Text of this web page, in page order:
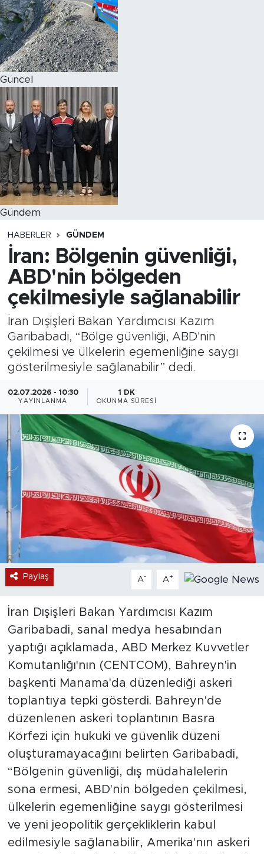
Güncel
Gündem
HABERLER GÜNDEM
İran: Bölgenin güvenliği,
ABD'nin bölgeden
çekilmesiyle sağlanabilir
İran Dışişleri Bakan Yardımcısı Kazım
Garibabadi, “Bölge güvenliği, ABD'nin
çekilmesi ve ülkelerin egemenliğine saygı
gösterilmesiyle sağlanabilir” dedi.
02.07.2026 - 10:30
YAYINLANMA
1 DK
OKUNMA SÜRESI
Paylaş A- A+
İran Dışişleri Bakan Yardımcısı Kazım
Garibabadi, sanal medya hesabından
yaptığı açıklamada, ABD Merkez Kuvvetler
Komutanlığı'nın (CENTCOM), Bahreyn'in
başkenti Manama'da düzenlediği askeri
toplantıya tepki gösterdi. Bahreyn'de
düzenlenen askeri toplantının Basra
Körfezi için hukuki ve güvenlik düzeni
oluşturamayacağını belirten Garibabadi,
“Bölgenin güvenliği, dış müdahalelerin
sona ermesi, ABD'nin bölgeden çekilmesi,
ülkelerin egemenliğine saygı gösterilmesi
ve yeni jeopolitik gerçekliklerin kabul
edilmesiyle sağlanabilir, Amerika'nın askeri
Magazin
Özel Haber
Politika
Resmi İlanlar
Sağlık
Spor
Turizm